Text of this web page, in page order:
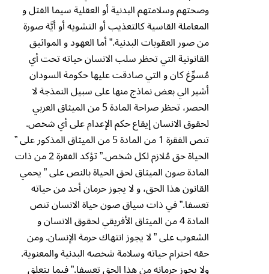
وصحتهم وسلامتهم البدنية أو العقلية سيما القتل و
المعاملة القاسية كالتعذيب أو التشويه أو أيَّة صورة
من صور العقوبات البدنية.” أما العهود و المواثيق
القانونية التي تحظر سلب الانسان حياته تحت أي
مُسوِّغ كان و التي صادقت عليها حكومة السودان
أشير الي بعض نماذج منها على سبيل النمذجة لا
الحصر، تحظر صراحة المادة 5 من الميثاق العربي
لحقوق الانسان إيقاع حكم الإعدام على أي شخص.
تنص الفقرة 1 من المادة 5 من الميثاق المذكور على ”
الحياة حق مُلازم لكل شخص.” تؤكد الفقرة 2 من ذات
المادة صون الميثاق لحق الحياة بالنص على ” يحمي
القانون هذا الحق، و لا يجوز حرمان أحد من حياته
تعسفا.” في ذات سياق صون حياة الانسان تنص
المادة 4 من الميثاق الأفريقي لحقوق الانسان و
الشعوب على ” لا يجوز انتهاك حرمة الإنسان. ومن
حقه احترام حياته وسلامة شخصه البدنية والمعنوية.